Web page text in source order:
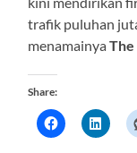
trafik puluhan
menamainya
Share: